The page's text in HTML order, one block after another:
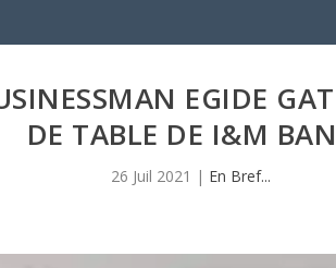
EGIDE
DE TABLE DE I&M
26 Juil 2021 | En Bref...